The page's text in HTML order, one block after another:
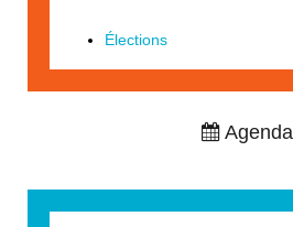
Élections
Agenda